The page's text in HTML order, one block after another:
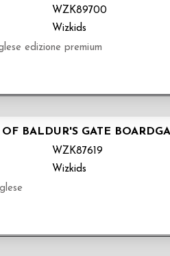
WZK89700
Wizkids
edizione premium
BALDUR'S GATE
WZK87619
Wizkids